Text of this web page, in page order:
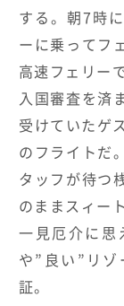
する。朝7時
ーに乗ってフ
高速フェリー
入国審査を済
受けていたゲ
のフライトだ
タッフが待つ
のままスィー
一見厄介に思
や”良い”リゾ
証。